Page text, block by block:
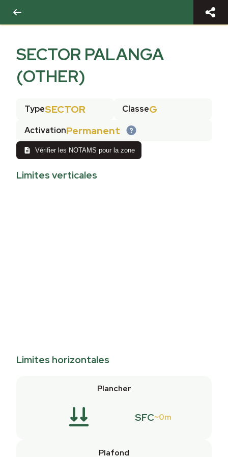
SECTOR PALANGA
(OTHER)
TypeSECTOR ClasseG
ActivationPermanent
Vérifier les NOTAMS pour la zone
Limites verticales
Limites horizontales
Plancher
SFC 0m
Plafond